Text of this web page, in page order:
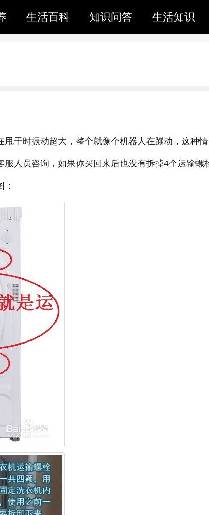
生活百科 知识问答 生活知识
干时振动超大，整个就像个机器人在蹦动，这种
人员咨询，如果你买回来后也没有拆掉4个运输螺